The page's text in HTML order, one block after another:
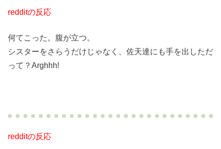
redditの反応
何てこった。腹が立つ。
シスターをさらうだけじゃなく、佐天達にも手を出しただ
って？Arghhh!
redditの反応